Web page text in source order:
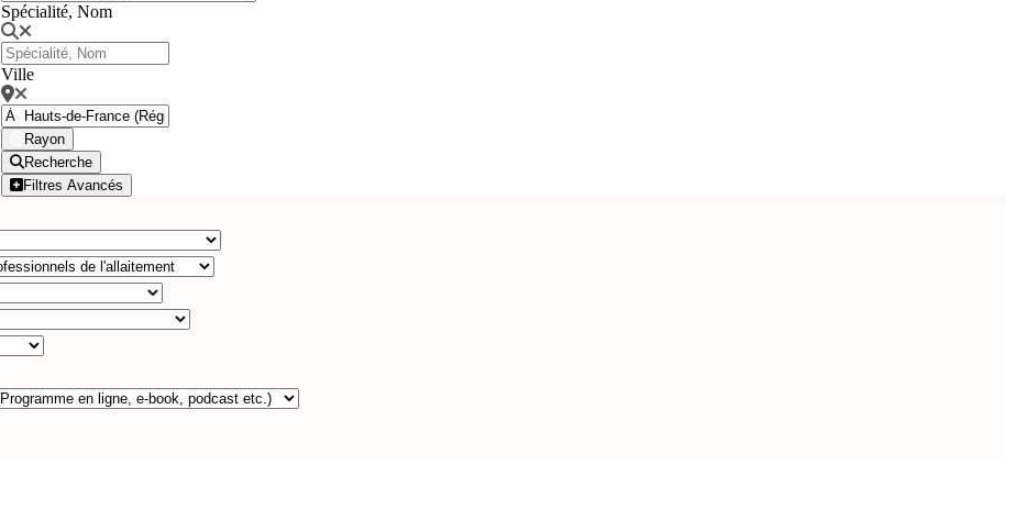
Spécialité, Nom
Ville
Rayon
Recherche
Filtres Avancés